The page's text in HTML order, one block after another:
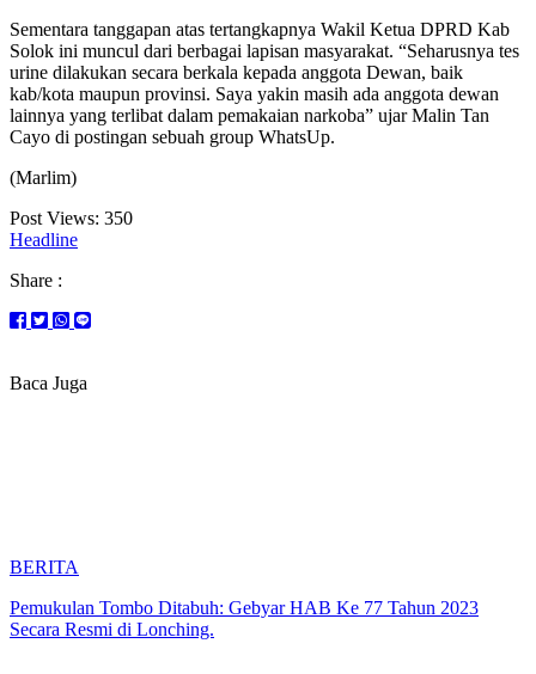
Sementara tanggapan atas tertangkapnya Wakil Ketua DPRD Kab
Solok ini muncul dari berbagai lapisan masyarakat. “Seharusnya tes
urine dilakukan secara berkala kepada anggota Dewan, baik
kab/kota maupun provinsi. Saya yakin masih ada anggota dewan
lainnya yang terlibat dalam pemakaian narkoba” ujar Malin Tan
Cayo di postingan sebuah group WhatsUp.
(Marlim)
Post Views: 350
Headline
Share :
Baca Juga
BERITA
Pemukulan Tombo Ditabuh: Gebyar HAB Ke 77 Tahun 2023
Secara Resmi di Lonching.